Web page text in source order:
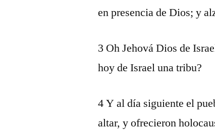
en presencia de Dios; y
3 Oh Jehová Dios de
hoy de Israel una tribu?
4 Y al día siguiente el
altar, y ofrecieron